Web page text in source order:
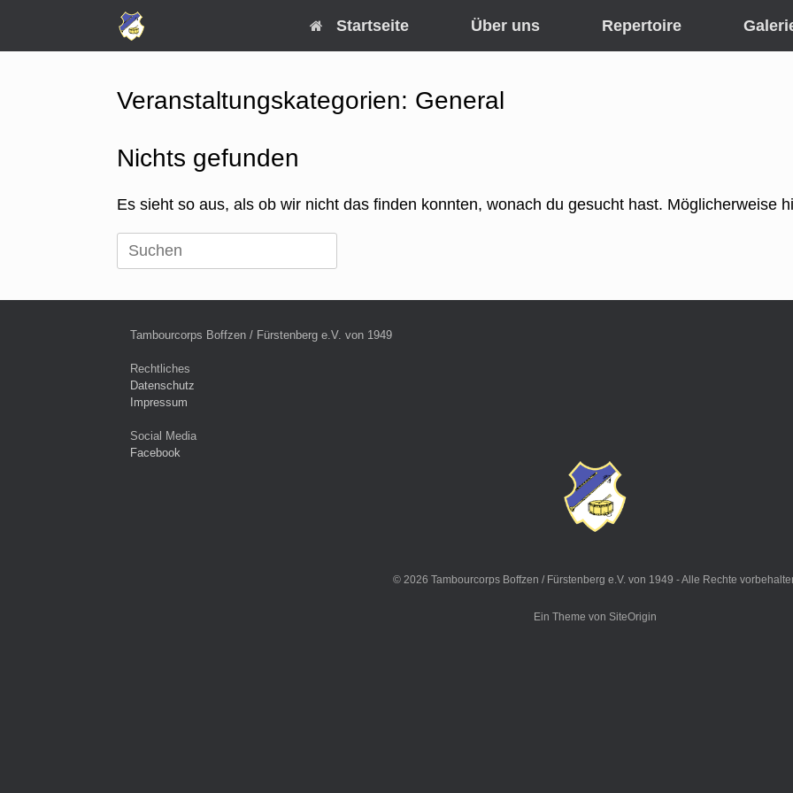
Startseite Über uns Repertoire
Veranstaltungskategorien: General
Nichts gefunden
Es sieht so aus, als ob wir nicht das finden konnten, wonach du gesucht hast. Möglicherweise
Suche
nach:
Tambourcorps Boffzen / Fürstenberg e.V. von 1949
Rechtliches
Datenschutz
Impressum
Social Media
Facebook
© 2026 Tambourcorps Boffzen / Fürstenberg e.V. von 1949 - Alle Rechte
Ein Theme von SiteOrigin